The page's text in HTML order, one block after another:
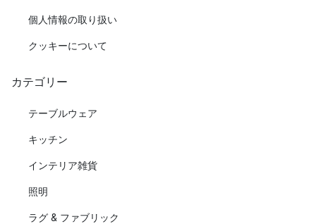
個人情報の取り扱い
クッキーについて
カテゴリー
テーブルウェア
キッチン
インテリア雑貨
照明
ラグ & ファブリック